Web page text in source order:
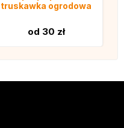
truskawka ogrodowa
od 30 zł